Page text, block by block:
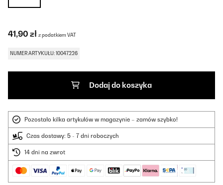
41,90 zł z podatkiem VAT
NUMER ARTYKUŁU: 10047226
Dodaj do koszyka
Pozostało kilka artykułów w magazynie – zamów szybko!
Czas dostawy: 5 - 7 dni roboczych
14 dni na zwrot